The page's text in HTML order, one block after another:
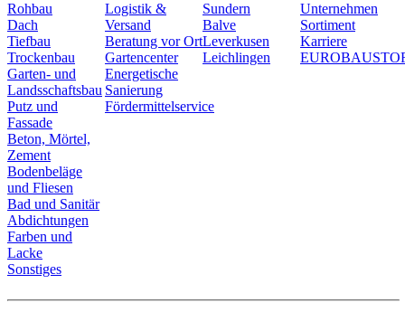
Rohbau
Dach
Tiefbau
Trockenbau
Garten- und
Landsschaftsbau
Putz und
Fassade
Beton, Mörtel,
Zement
Bodenbeläge
und Fliesen
Bad und Sanitär
Abdichtungen
Farben und
Lacke
Sonstiges
Logistik &
Versand
Beratung vor Ort
Gartencenter
Energetische
Sanierung
Fördermittelservice
Sundern
Balve
Leverkusen
Leichlingen
Unternehmen
Sortiment
Karriere